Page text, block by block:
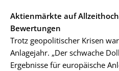
Aktienmärkte auf
Bewertungen
Trotz geopolitischer Krisen
Anlagejahr. „Der schwache
Ergebnisse für europäische